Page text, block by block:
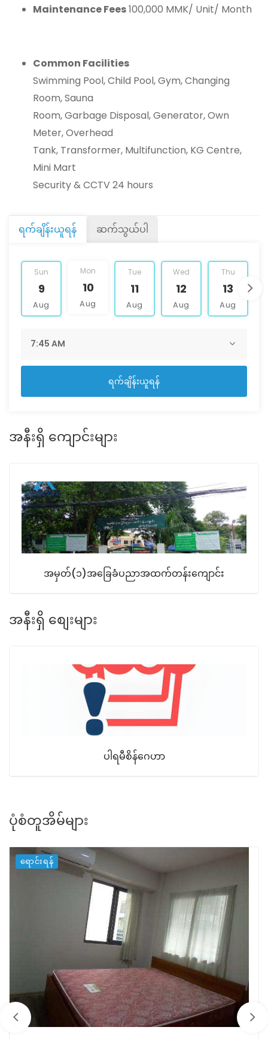
Maintenance Fees100,000 MMK/ Unit/ Month
Common Facilities
Swimming Pool, Child Pool, Gym, Changing
Room, Sauna
Room, Garbage Disposal, Generator, Own
Meter, Overhead
Tank, Transformer, Multifunction, KG Centre,
Mini Mart
Security & CCTV 24 hours
ရက်ချိန်းယူရန် ဆက်သွယ်ပါ
Sun
9
Aug
Mon
10
Aug
Tue
11
Aug
Wed
12
Aug
Thu
13
Aug
ရက်ချိန်းယူရန်
အနီးရှိ ကျောင်းများ
အမှတ်(၁)အခြေခံပညာအထက်တန်းကျောင်း
အနီးရှိ စျေးများ
ပါရမီစိန်ဂေဟာ
ပုံစံတူအိမ်များ
ရောင်းရန်